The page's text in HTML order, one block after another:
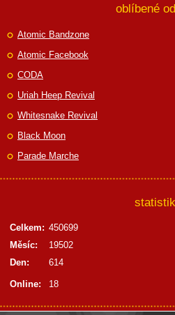
oblíbené
Atomic Bandzone
Atomic Facebook
CODA
Uriah Heep Revival
Whitesnake Revival
Black Moon
Parade Marche
Online: 18
Celkem: 450699
Měsíc:
19502
Den:
614